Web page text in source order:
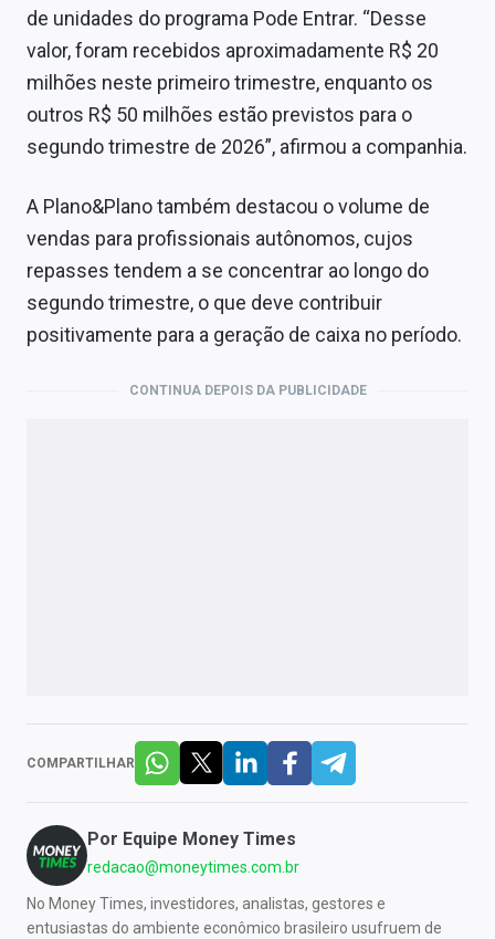
de unidades do programa Pode Entrar. “Desse
valor, foram recebidos aproximadamente R$ 20
milhões neste primeiro trimestre, enquanto os
outros R$ 50 milhões estão previstos para o
segundo trimestre de 2026”, afirmou a companhia.
A Plano&Plano também destacou o volume de
vendas para profissionais autônomos, cujos
repasses tendem a se concentrar ao longo do
segundo trimestre, o que deve contribuir
positivamente para a geração de caixa no período.
CONTINUA DEPOIS DA PUBLICIDADE
COMPARTILHAR
Por Equipe Money Times
redacao@moneytimes.com.br
No Money Times, investidores, analistas, gestores e
entusiastas do ambiente econômico brasileiro usufruem de